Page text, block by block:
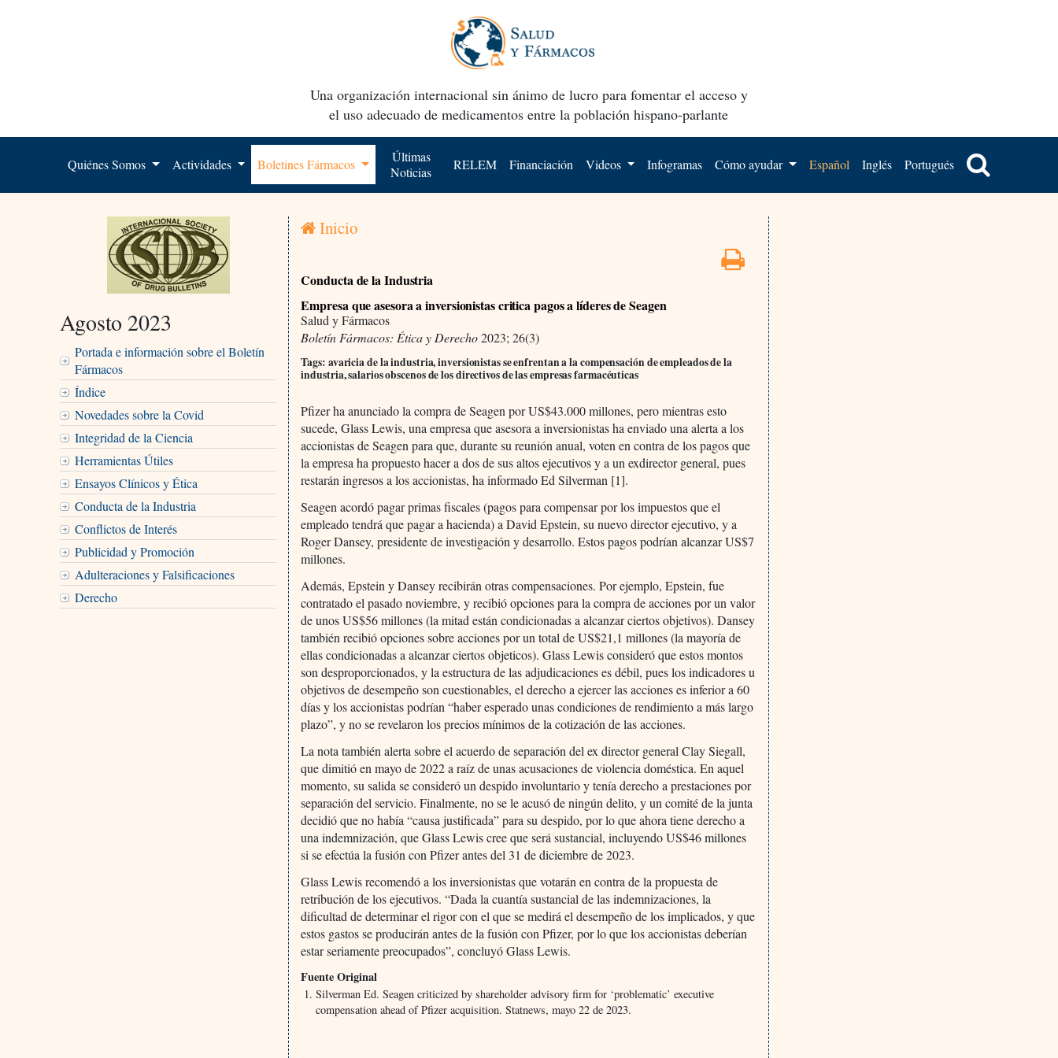
Una organización internacional sin ánimo de lucro para fomentar el acceso y
el uso adecuado de medicamentos entre la población hispano-parlante
Quiénes Somos Actividades Boletines Fármacos
Últimas
Noticias
RELEM Financiación Videos Infogramas Cómo ayudar Español Inglés Portugués
Agosto 2023
Portada e información sobre el Boletín
Fármacos
Índice
Novedades sobre la Covid
Integridad de la Ciencia
Herramientas Útiles
Ensayos Clínicos y Ética
Conducta de la Industria
Conflictos de Interés
Publicidad y Promoción
Adulteraciones y Falsificaciones
Derecho
Inicio
Conducta de la Industria
Empresa que asesora a inversionistas critica pagos a líderes de Seagen
Salud y Fármacos
Boletín Fármacos: Ética y Derecho2023; 26(3)
Tags: avaricia de la industria, inversionistas se enfrentan a la compensación de empleados de la
industria, salarios obscenos de los directivos de las empresas farmacéuticas
Pfizer ha anunciado la compra de Seagen por US$43.000 millones, pero mientras esto
sucede, Glass Lewis, una empresa que asesora a inversionistas ha enviado una alerta a los
accionistas de Seagen para que, durante su reunión anual, voten en contra de los pagos que
la empresa ha propuesto hacer a dos de sus altos ejecutivos y a un exdirector general, pues
restarán ingresos a los accionistas, ha informado Ed Silverman [1].
Seagen acordó pagar primas fiscales (pagos para compensar por los impuestos que el
empleado tendrá que pagar a hacienda) a David Epstein, su nuevo director ejecutivo, y a
Roger Dansey, presidente de investigación y desarrollo. Estos pagos podrían alcanzar US$7
millones.
Además, Epstein y Dansey recibirán otras compensaciones. Por ejemplo, Epstein, fue
contratado el pasado noviembre, y recibió opciones para la compra de acciones por un valor
de unos US$56 millones (la mitad están condicionadas a alcanzar ciertos objetivos). Dansey
también recibió opciones sobre acciones por un total de US$21,1 millones (la mayoría de
ellas condicionadas a alcanzar ciertos objeticos). Glass Lewis consideró que estos montos
son desproporcionados, y la estructura de las adjudicaciones es débil, pues los indicadores u
objetivos de desempeño son cuestionables, el derecho a ejercer las acciones es inferior a 60
días y los accionistas podrían “haber esperado unas condiciones de rendimiento a más largo
plazo”, y no se revelaron los precios mínimos de la cotización de las acciones.
La nota también alerta sobre el acuerdo de separación del ex director general Clay Siegall,
que dimitió en mayo de 2022 a raíz de unas acusaciones de violencia doméstica. En aquel
momento, su salida se consideró un despido involuntario y tenía derecho a prestaciones por
separación del servicio. Finalmente, no se le acusó de ningún delito, y un comité de la junta
decidió que no había “causa justificada” para su despido, por lo que ahora tiene derecho a
una indemnización, que Glass Lewis cree que será sustancial, incluyendo US$46 millones
si se efectúa la fusión con Pfizer antes del 31 de diciembre de 2023.
Glass Lewis recomendó a los inversionistas que votarán en contra de la propuesta de
retribución de los ejecutivos. “Dada la cuantía sustancial de las indemnizaciones, la
dificultad de determinar el rigor con el que se medirá el desempeño de los implicados, y que
estos gastos se producirán antes de la fusión con Pfizer, por lo que los accionistas deberían
estar seriamente preocupados”, concluyó Glass Lewis.
Fuente Original
Silverman Ed. Seagen criticized by shareholder advisory firm for ‘problematic’ executive
compensation ahead of Pfizer acquisition. Statnews, mayo 22 de 2023.